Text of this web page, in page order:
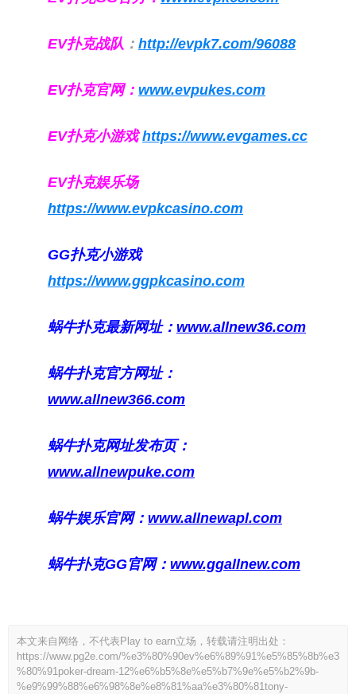
EV扑克战队 ： http://evpk7.com/96088
EV扑克官网： www.evpukes.com
EV扑克小游戏https://www.evgames.cc
EV扑克娱乐场
https://www.evpkcasino.com
GG扑克小游戏
https://www.ggpkcasino.com
蜗牛扑克最新网址： www.allnew36.com
蜗牛扑克官方网址：
www.allnew366.com
蜗牛扑克网址发布页：
www.allnewpuke.com
蜗牛娱乐官网： www.allnewapl.com
蜗牛扑克GG官网： www.ggallnew.com
本文来自网络，不代表Play to earn立场，转载请注明出处：
https://www.pg2e.com/%e3%80%90ev%e6%89%91%e5%85%8b%e3
%80%91poker-dream-12%e6%b5%8e%e5%b7%9e%e5%b2%9b-
%e9%99%88%e6%98%8e%e8%81%aa%e3%80%81tony-